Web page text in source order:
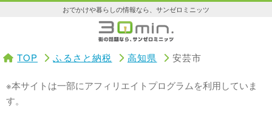
おでかけや暮らしの情報なら、サンゼロミニッツ
TOP ふるさと納税 高知県 安芸市
※本サイトは一部にアフィリエイトプログラムを利用していま
す。